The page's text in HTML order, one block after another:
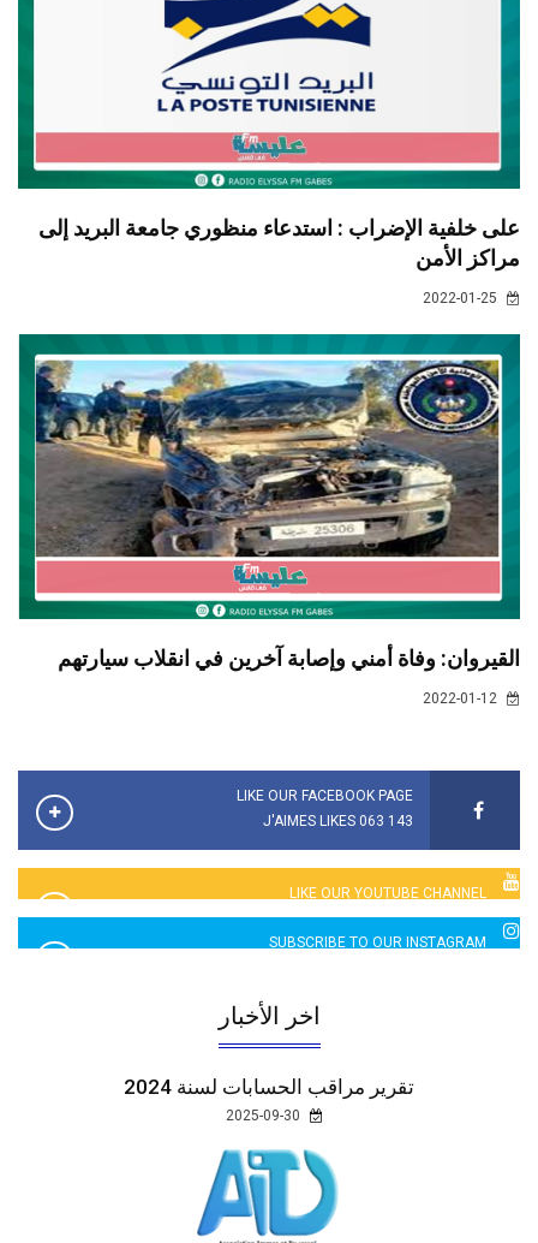
على خلفية الإضراب : استدعاء منظوري جامعة البريد إلى
مراكز الأمن
القيروان: وفاة أمني وإصابة آخرين في انقلاب سيارتهم
LIKE OUR FACEBOOK PAGE
143 063 J'AIMES LIKES
LIKE OUR YOUTUBE CHANNEL
2760 LIKES
SUBSCRIBE TO OUR INSTAGRAM
اخر الأخبار
تقرير مراقب الحسابات لسنة 2024